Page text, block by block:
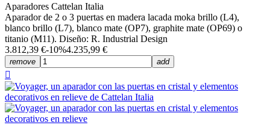
Aparadores Cattelan Italia
Aparador de 2 o 3 puertas en madera lacada moka brillo (L4),
blanco brillo (L7), blanco mate (OP7), graphite mate (OP69) o
titanio (M11). Diseño: R. Industrial Design
3.812,39 €-10%4.235,99 €
remove add
